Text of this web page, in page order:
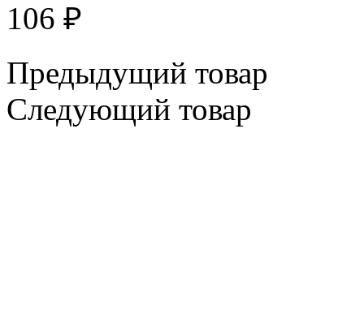
106 ₽
Предыдущий товар
Следующий товар